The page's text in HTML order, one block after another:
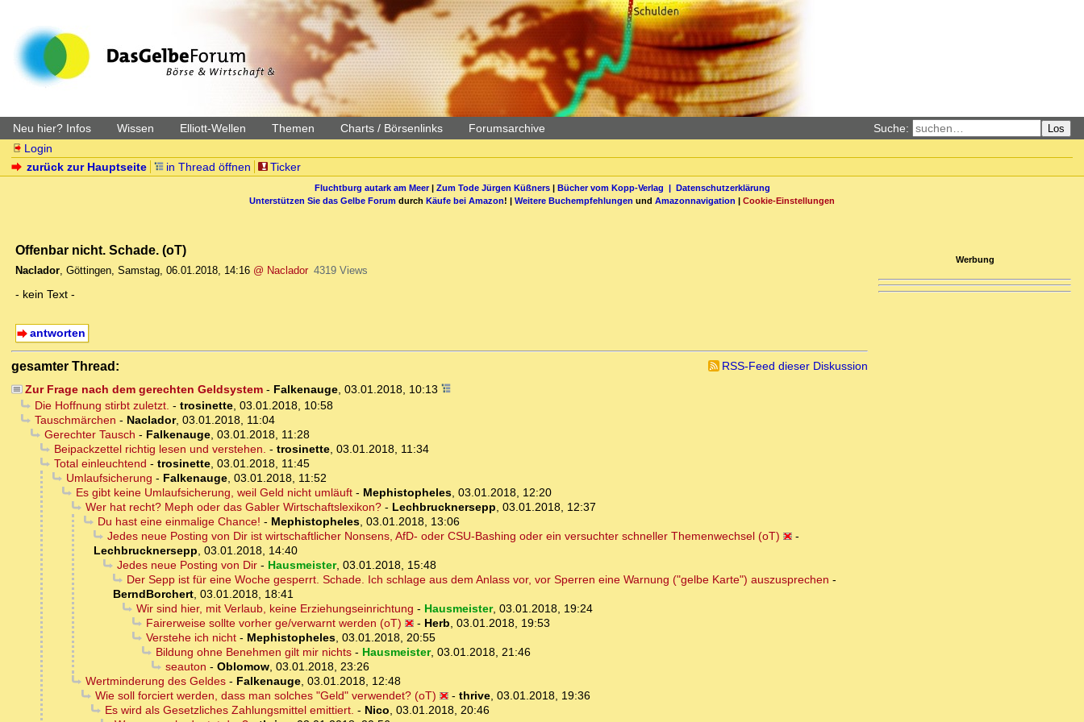
Neu hier? Infos Wissen Elliott-Wellen Themen Charts / Börsenlinks Forumsarchive Suche: Los
Login
zurück zur Hauptseite
in Thread öffnen Ticker
Fluchtburg autark am Meer| Zum Tode Jürgen Küßners| Bücher vom Kopp-Verlag | Datenschutzerklärung
Unterstützen Sie das Gelbe Forum durch Käufe bei Amazon! | Weitere Buchempfehlungen und Amazonnavigation | Cookie-Einstellungen
Offenbar nicht. Schade. (oT)
Naclador, Göttingen, Samstag, 06.01.2018, 14:16 @ Naclador 4319 Views
- kein Text -
antworten
gesamter Thread:
RSS-Feed dieser Diskussion
Zur Frage nach dem gerechten Geldsystem- Falkenauge, 03.01.2018, 10:13
Die Hoffnung stirbt zuletzt. - trosinette, 03.01.2018, 10:58
Tauschmärchen - Naclador, 03.01.2018, 11:04
Gerechter Tausch - Falkenauge, 03.01.2018, 11:28
Beipackzettel richtig lesen und verstehen. - trosinette, 03.01.2018, 11:34
Total einleuchtend - trosinette, 03.01.2018, 11:45
Umlaufsicherung - Falkenauge, 03.01.2018, 11:52
Es gibt keine Umlaufsicherung, weil Geld nicht umläuft- Mephistopheles, 03.01.2018, 12:20
Wer hat recht? Meph oder das Gabler Wirtschaftslexikon?- Lechbrucknersepp, 03.01.2018, 12:37
Du hast eine einmalige Chance! - Mephistopheles, 03.01.2018, 13:06
Jedes neue Posting von Dir ist wirtschaftlicher Nonsens, AfD- oder CSU-Bashing oder ein versuchter schneller Themenwechsel (oT)
-
Lechbrucknersepp, 03.01.2018, 14:40
Jedes neue Posting von Dir- Hausmeister, 03.01.2018, 15:48
Der Sepp ist für eine Woche gesperrt. Schade. Ich schlage aus dem Anlass vor, vor Sperren eine Warnung ("gelbe Karte") auszusprechen -
BerndBorchert, 03.01.2018, 18:41
Wir sind hier, mit Verlaub, keine Erziehungseinrichtung - Hausmeister, 03.01.2018, 19:24
Fairerweise sollte vorher ge/verwarnt werden (oT)
- Herb, 03.01.2018, 19:53
Verstehe ich nicht- Mephistopheles, 03.01.2018, 20:55
Bildung ohne Benehmen gilt mir nichts- Hausmeister, 03.01.2018, 21:46
seauton - Oblomow, 03.01.2018, 23:26
Wertminderung des Geldes- Falkenauge, 03.01.2018, 12:48
Wie soll forciert werden, dass man solches "Geld" verwendet? (oT)
- thrive, 03.01.2018, 19:36
Es wird als Gesetzliches Zahlungsmittel emittiert. - Nico, 03.01.2018, 20:46
Werbung